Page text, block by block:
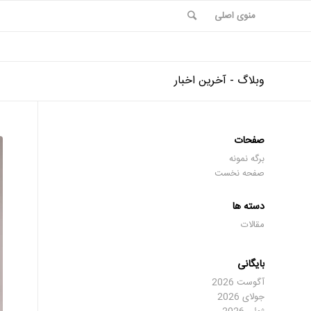
منوی اصلی
وبلاگ - آخرین اخبار
صفحات
برگه نمونه
صفحه نخست
دسته ها
مقالات
بایگانی
آگوست 2026
جولای 2026